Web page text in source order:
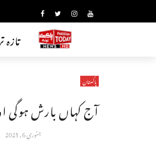
تازہ
پاکستان
آج کہاں بارش ہوگی
جنوری 6, 2025